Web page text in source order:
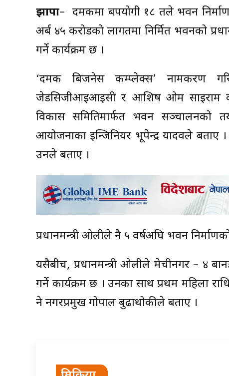
झापा– दमकमा बहुपयोगी १८ तले भवन
अर्ब ४५ करोडको लागतमा निर्मित भवनको
गर्ने कार्यक्रम छ ।
‘दमक बिजनेस कम्प्लेक्स’ नामकरण
जेडसिजीआइआइसी र आशिष ओम साइराम
विकास समितिमार्फत भवन सञ्चालनको
आयोजनाका इन्जिनियर भूपेन्द्र यादवले बताए
उनले बताए ।
प्रधानमन्त्री ओलीले नै ५ वर्षअघि भवन
यसैबीच, प्रधानमन्त्री ओलीले मेचीनगर – ४
गर्ने कार्यक्रम छ । उनका साथ प्रथम महिला
हुने नगरप्रमुख गोपाल बुढाथोकीले बताए ।